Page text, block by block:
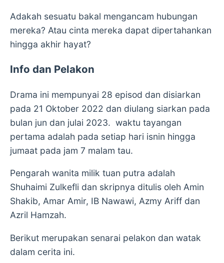
Adakah sesuatu bakal mengancam hubungan
mereka? Atau cinta mereka dapat dipertahankan
hingga akhir hayat?
Info dan Pelakon
Drama ini mempunyai 28 episod dan disiarkan
pada 21 Oktober 2022 dan diulang siarkan pada
bulan jun dan julai 2023. waktu tayangan
pertama adalah pada setiap hari isnin hingga
jumaat pada jam 7 malam tau.
Pengarah wanita milik tuan putra adalah
Shuhaimi Zulkefli dan skripnya ditulis oleh Amin
Shakib, Amar Amir, IB Nawawi, Azmy Ariff dan
Azril Hamzah.
Berikut merupakan senarai pelakon dan watak
dalam cerita ini.